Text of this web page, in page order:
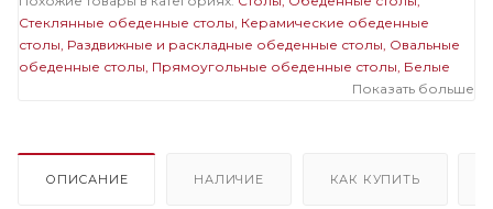
Стеклянные обеденные столы Керамические обеденные
столы Раздвижные и раскладные обеденные столы Овальные
обеденные столы Прямоугольные обеденные столы Белые
Обеденные столы в современном стиле
прямоугольные столы
большие столы
Раздвижные и раскладные овальные столы
Показать больше
ОПИСАНИЕ НАЛИЧИЕ КАК КУПИТЬ